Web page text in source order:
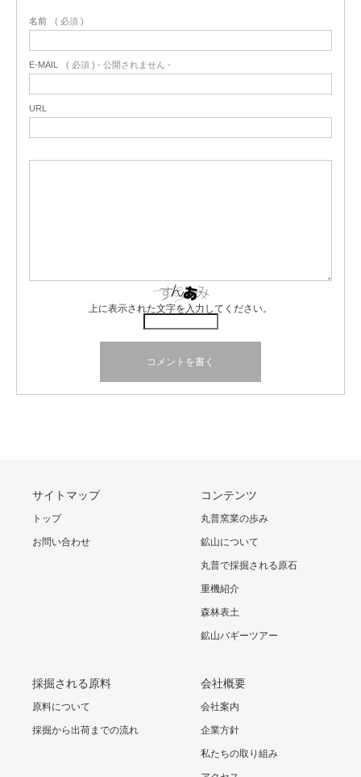
名前 ( 必須 )
E-MAIL ( 必須 ) - 公開されません -
URL
上に表示された文字を入力してください。
サイトマップ
トップ
お問い合わせ
コンテンツ
丸普窯業の歩み
鉱山について
丸普で採掘される原石
重機紹介
森林表土
鉱山バギーツアー
採掘される原料
原料について
採掘から出荷までの流れ
会社概要
会社案内
企業方針
私たちの取り組み